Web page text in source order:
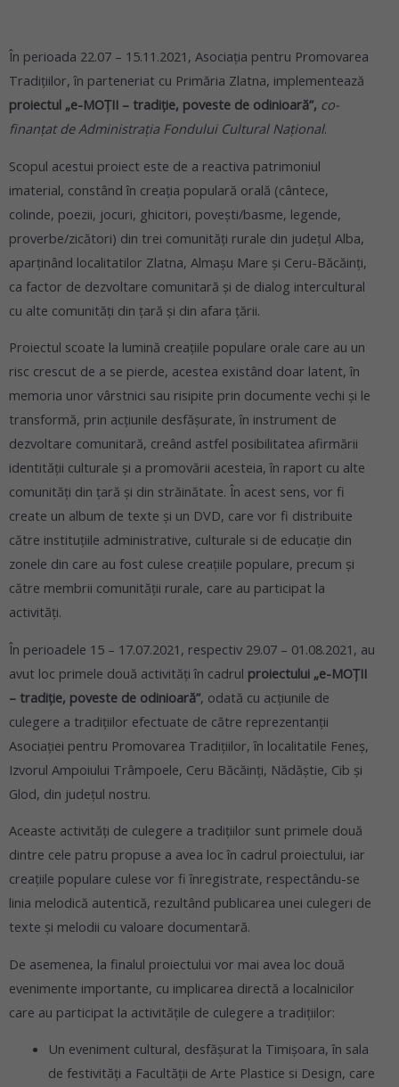
În perioada 22.07 – 15.11.2021, Asociația pentru Promovarea
Tradițiilor, în parteneriat cu Primăria Zlatna, implementează
proiectul „e-MOȚII – tradiție, poveste de odinioară”, co-
finanțat de Administrația Fondului Cultural Național.
Scopul acestui proiect este de a reactiva patrimoniul
imaterial, constând în creația populară orală (cântece,
colinde, poezii, jocuri, ghicitori, povești/basme, legende,
proverbe/zicători) din trei comunități rurale din județul Alba,
aparținând localitatilor Zlatna, Almașu Mare și Ceru-Băcăinți,
ca factor de dezvoltare comunitară și de dialog intercultural
cu alte comunități din țară și din afara țării.
Proiectul scoate la lumină creațiile populare orale care au un
risc crescut de a se pierde, acestea existând doar latent, în
memoria unor vârstnici sau risipite prin documente vechi și le
transformă, prin acțiunile desfășurate, în instrument de
dezvoltare comunitară, creând astfel posibilitatea afirmării
identității culturale și a promovării acesteia, în raport cu alte
comunități din țară și din străinătate. În acest sens, vor fi
create un album de texte și un DVD, care vor fi distribuite
către instituțiile administrative, culturale si de educație din
zonele din care au fost culese creațiile populare, precum și
către membrii comunității rurale, care au participat la
activități.
În perioadele 15 – 17.07.2021, respectiv 29.07 – 01.08.2021, au
avut loc primele două activități în cadrul proiectului „e-MOȚII
– tradiție, poveste de odinioară”, odată cu acțiunile de
culegere a tradițiilor efectuate de către reprezentanții
Asociației pentru Promovarea Tradițiilor, în localitatile Feneș,
Izvorul Ampoiului Trâmpoele, Ceru Băcăinți, Nădăștie, Cib și
Glod, din județul nostru.
Aceaste activități de culegere a tradițiilor sunt primele două
dintre cele patru propuse a avea loc în cadrul proiectului, iar
creaţiile populare culese vor fi înregistrate, respectându-se
linia melodică autentică, rezultând publicarea unei culegeri de
texte și melodii cu valoare documentară.
De asemenea, la finalul proiectului vor mai avea loc două
evenimente importante, cu implicarea directă a localnicilor
care au participat la activitățile de culegere a tradițiilor:
Un eveniment cultural, desfășurat la Timișoara, în sala
de festivități a Facultății de Arte Plastice si Design, care